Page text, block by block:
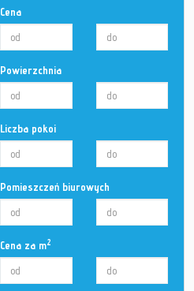
Cena
Powierzchnia
Liczba pokoi
Pomieszczeń biurowych
Cena za m2